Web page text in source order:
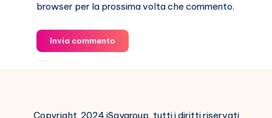
browser per la prossima volta che commento.
Invia commento
Copyright 2024 iSaygroup, tutti i diritti riservati